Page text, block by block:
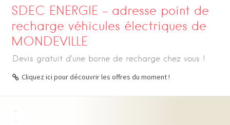
SDEC ENERGIE – adresse point de
recharge véhicules électriques de
MONDEVILLE
Devis gratuit d’une borne de recharge chez vous !
Cliquez ici pour découvrir les offres du moment !